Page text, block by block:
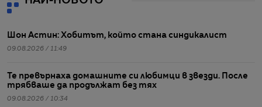
Шон Астин: Хобитът, който стана синдикалист
09.08.2026 / 11:49
Те превърнаха домашните си любимци в звезди. После
трябваше да продължат без тях
09.08.2026 / 10:34